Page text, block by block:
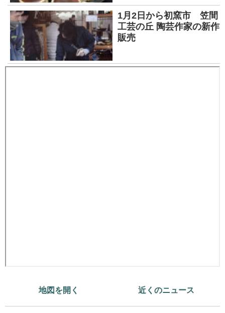
1月2日から初窯市 笠間
工芸の丘 陶芸作家の新作
販売
地図を開く 近くのニュース